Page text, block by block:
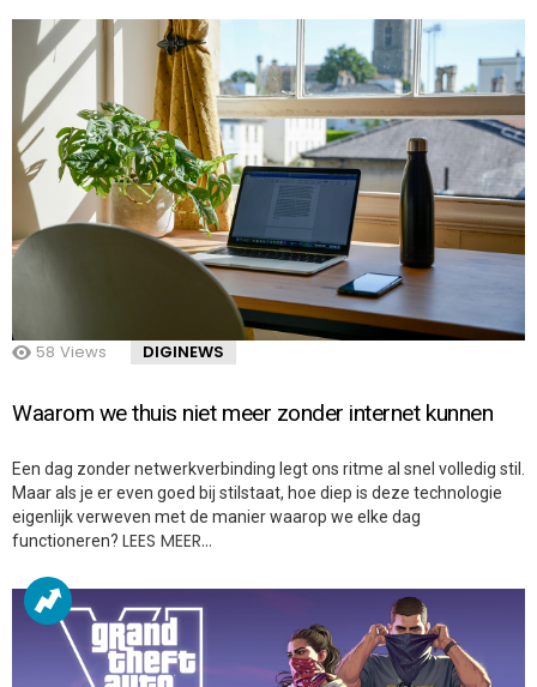
58 Views DIGINEWS
Waarom we thuis niet meer zonder internet kunnen
Een dag zonder netwerkverbinding legt ons ritme al snel volledig stil.
Maar als je er even goed bij stilstaat, hoe diep is deze technologie
eigenlijk verweven met de manier waarop we elke dag
functioneren? LEES MEER…